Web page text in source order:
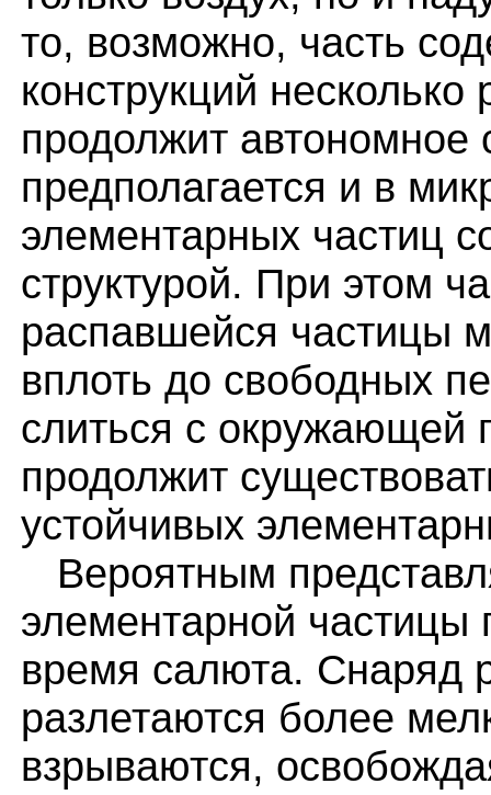
то, возможно, часть
конструкций
продолжит
предполагается и в
элементарных частиц
структурой. При этом
распавшейся частицы
вплоть до свободных
слиться с окружающей
продолжит
устойчивых
Вероятным
элементарной частицы
время салюта. Снаряд
разлетаются более
взрываются,